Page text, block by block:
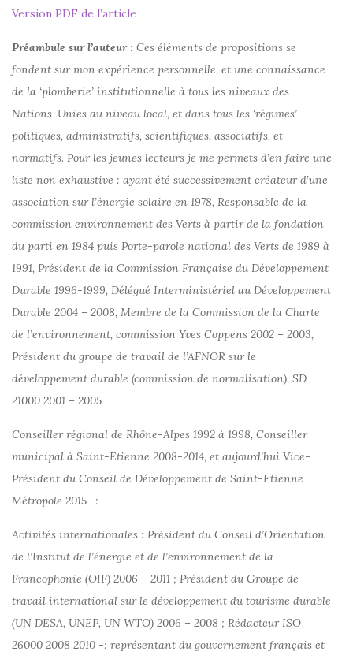
Version PDF de l’article
Préambule sur l’auteur: Ces éléments de propositions se
fondent sur mon expérience personnelle, et une connaissance
de la ‘plomberie’ institutionnelle à tous les niveaux des
Nations-Unies au niveau local, et dans tous les ‘régimes’
politiques, administratifs, scientifiques, associatifs, et
normatifs. Pour les jeunes lecteurs je me permets d’en faire une
liste non exhaustive : ayant été successivement créateur d’une
association sur l’énergie solaire en 1978, Responsable de la
commission environnement des Verts à partir de la fondation
du parti en 1984 puis Porte-parole national des Verts de 1989 à
1991, Président de la Commission Française du Développement
Durable 1996-1999, Délégué Interministériel au Développement
Durable 2004 – 2008, Membre de la Commission de la Charte
de l’environnement, commission Yves Coppens 2002 – 2003,
Président du groupe de travail de l’AFNOR sur le
développement durable (commission de normalisation), SD
21000 2001 – 2005
Conseiller régional de Rhône-Alpes 1992 à 1998, Conseiller
municipal à Saint-Etienne 2008-2014, et aujourd’hui Vice-
Président du Conseil de Développement de Saint-Etienne
Métropole 2015- :
Activités internationales : Président du Conseil d’Orientation
de l’Institut de l’énergie et de l’environnement de la
Francophonie (OIF) 2006 – 2011 ; Président du Groupe de
travail international sur le développement du tourisme durable
(UN DESA, UNEP, UN WTO) 2006 – 2008 ; Rédacteur ISO
26000 2008 2010 -: représentant du gouvernement français et